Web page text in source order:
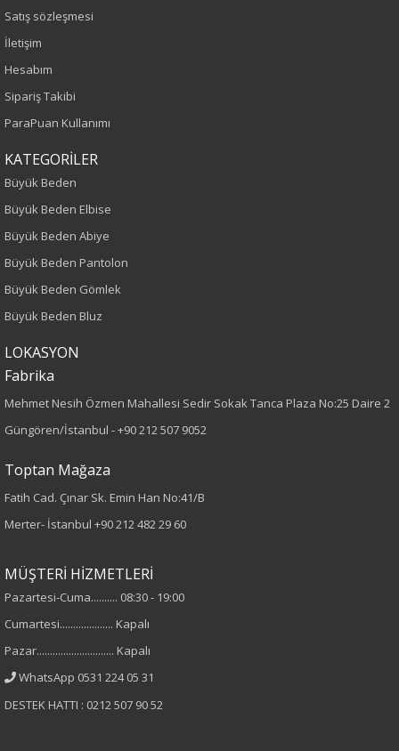
Yaş Grubu
Kalıp
Desen
Kumaş
%100 Polyester
Cinsiyet
Kadın
Satış sözleşmesi
İletişim
Hesabım
Sipariş Takibi
ParaPuan Kullanımı
KATEGORİLER
Büyük Beden
Büyük Beden Elbise
Büyük Beden Abiye
Büyük Beden Pantolon
Büyük Beden Gömlek
Büyük Beden Bluz
LOKASYON
Fabrika
Mehmet Nesih Özmen Mahallesi Sedir Sokak Tanca Plaza No:25 Daire 2
Güngören/İstanbul -+90 212 507 9052
Toptan Mağaza
Fatih Cad. Çınar Sk. Emin Han No:41/B
Merter- İstanbul +90 212 482 29 60
MÜŞTERİ HİZMETLERİ
Pazartesi-Cuma.......... 08:30 - 19:00
Cumartesi.................... Kapalı
Pazar............................. Kapalı
WhatsApp 0531 224 05 31
DESTEK HATTI : 0212 507 90 52